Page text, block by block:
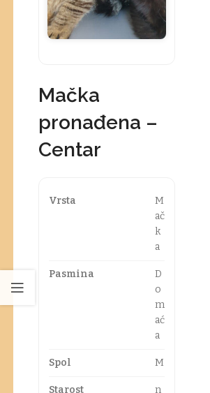
Mačka
pronađena –
Centar
Vrsta
M
ač
k
a
Pasmina
D
o
m
ać
a
Spol M
Starost
n